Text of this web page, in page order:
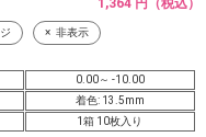
1,364 円（税込）
非表示
0.00～ -10.00
着色: 13.5mm
1箱 10枚入り